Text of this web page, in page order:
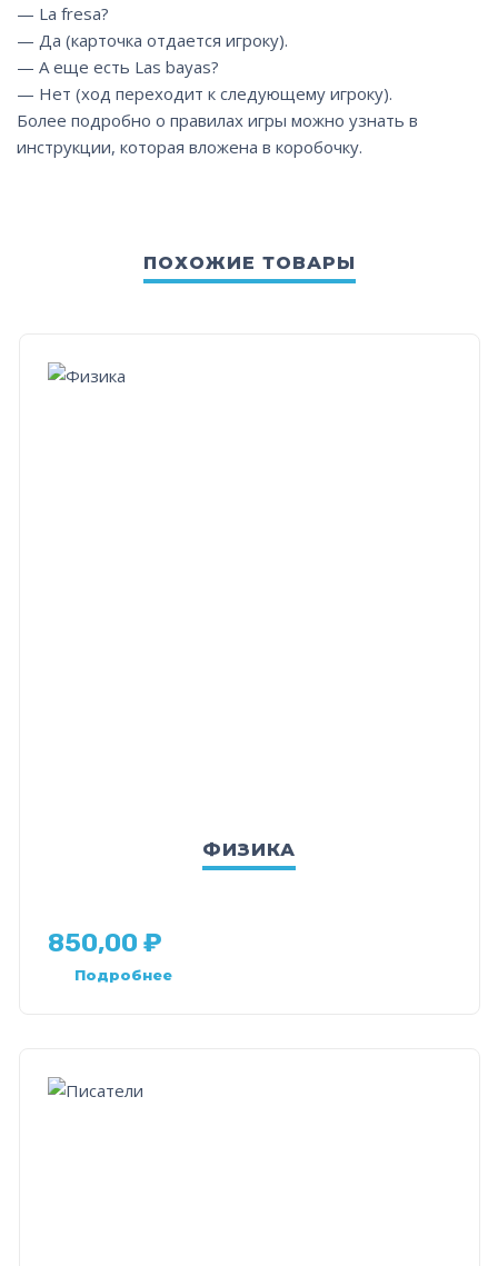
— La fresa?
— Да (карточка отдается игроку).
— А еще есть Las bayas?
— Нет (ход переходит к следующему игроку).
Более подробно о правилах игры можно узнать в
инструкции, которая вложена в коробочку.
ПОХОЖИЕ ТОВАРЫ
ФИЗИКА
850,00 ₽
Подробнее